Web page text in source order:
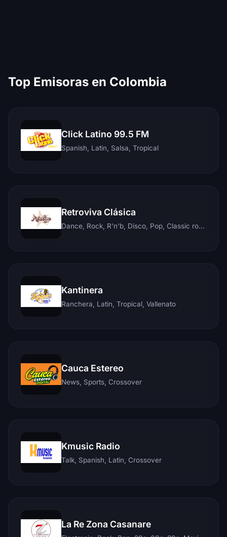
Top Emisoras en Colombia
Click Latino 99.5 FM
Spanish, Latin, Salsa, Tropical
Retroviva Clásica
Dance, Rock, R'n'b, Disco, Pop, Classic rock, Techno, Reggae
Kantinera
Ranchera, Latin, Tropical, Vallenato
Cauca Estereo
News, Sports, Crossover
Kmusic Radio
Talk, Spanish, Latin, Crossover
La Re Zona Casanare